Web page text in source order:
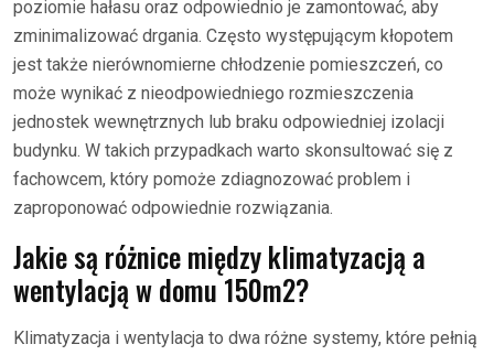
poziomie hałasu oraz odpowiednio je zamontować, aby
zminimalizować drgania. Często występującym kłopotem
jest także nierównomierne chłodzenie pomieszczeń, co
może wynikać z nieodpowiedniego rozmieszczenia
jednostek wewnętrznych lub braku odpowiedniej izolacji
budynku. W takich przypadkach warto skonsultować się z
fachowcem, który pomoże zdiagnozować problem i
zaproponować odpowiednie rozwiązania.
Jakie są różnice między klimatyzacją a
wentylacją w domu 150m2?
Klimatyzacja i wentylacja to dwa różne systemy, które pełnią